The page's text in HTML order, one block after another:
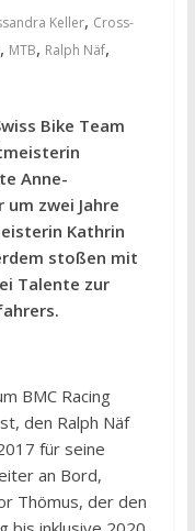
Keller, Cross-
, MTB, Ralph Näf,
Bike Team
Anne-
zwei Jahre
Kathrin
stoßen mit
Talente zur
BMC Racing
den Ralph Näf
für seine
an Bord,
Thömus, der den